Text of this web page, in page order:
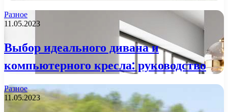
Разное
11.05.2023
Выбор идеального дивана и
компьютерного кресла: руководство
Разное
11.05.2023